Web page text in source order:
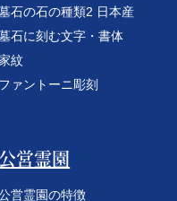
石の石の種類2 日本産
石に刻む文字・書体
紋
ファントーニ彫刻
公営霊園
営霊園の特徴